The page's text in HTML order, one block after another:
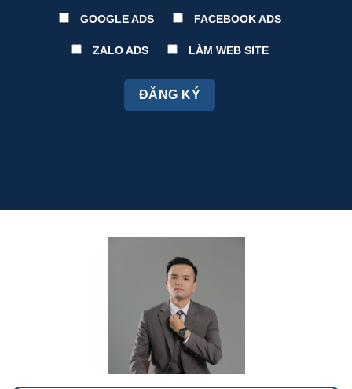
GOOGLE ADS FACEBOOK ADS
ZALO ADS LÀM WEB SITE
ĐĂNG KÝ